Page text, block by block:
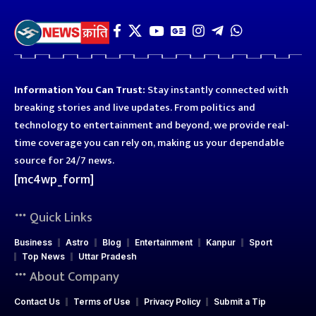
Information You Can Trust: Stay instantly connected with
breaking stories and live updates. From politics and
technology to entertainment and beyond, we provide real-
time coverage you can rely on, making us your dependable
source for 24/7 news.
[mc4wp_form]
Quick Links
Business Astro Blog Entertainment Kanpur
Sport
Top News
Uttar Pradesh
About Company
Contact Us Terms of Use Privacy Policy Submit a Tip